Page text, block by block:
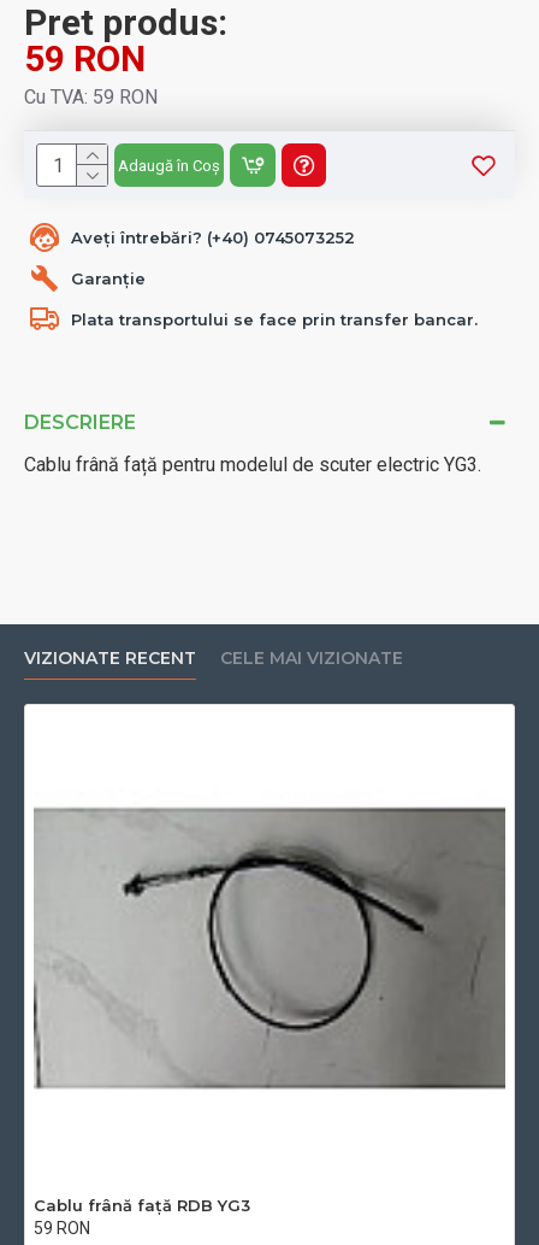
DESCRIERE
Cablu frână față pentru modelul de scuter electric YG3.
Aveți întrebări? (+40) 0745073252
Garanție
Plata transportului se face prin transfer bancar.
Pret produs:
59 RON
Cu TVA: 59 RON
Adaugă în Coș
VIZIONATE RECENT CELE MAI VIZIONATE
Cablu frână față RDB YG3
59 RON